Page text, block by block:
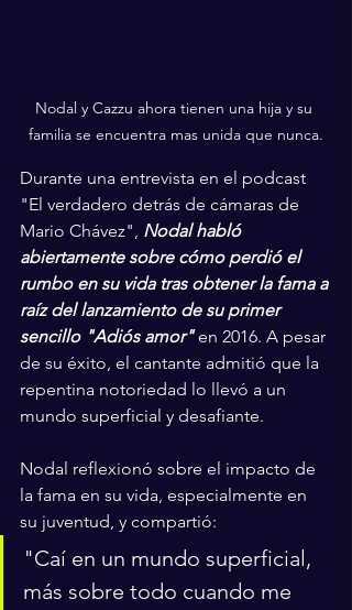
Nodal y Cazzu ahora tienen una hija y su
familia se encuentra mas unida que nunca.
Durante una entrevista en el podcast
"El verdadero detrás de cámaras de
Mario Chávez", Nodal habló
abiertamente sobre cómo perdió el
rumbo en su vida tras obtener la fama a
raíz del lanzamiento de su primer
sencillo "Adiós amor" en 2016. A pesar
de su éxito, el cantante admitió que la
repentina notoriedad lo llevó a un
mundo superficial y desafiante.
Nodal reflexionó sobre el impacto de
la fama en su vida, especialmente en
su juventud, y compartió:
"Caí en un mundo superficial,
más sobre todo cuando me